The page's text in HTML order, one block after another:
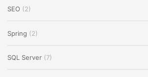
SEO (2)
Spring (2)
SQL Server (7)